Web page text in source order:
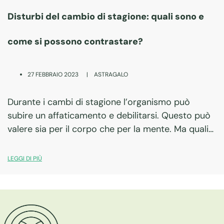
Disturbi del cambio di stagione: quali sono e
come si possono contrastare?
27 FEBBRAIO 2023 | ASTRAGALO
Durante i cambi di stagione l’organismo può
subire un affaticamento e debilitarsi. Questo può
valere sia per il corpo che per la mente. Ma quali
affrontare questo periodo?…
LEGGI DI PIÙ